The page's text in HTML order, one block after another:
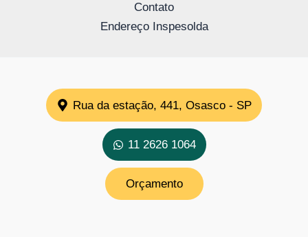
Contato
Endereço Inspesolda
Rua da estação, 441, Osasco - SP
11 2626 1064
Orçamento